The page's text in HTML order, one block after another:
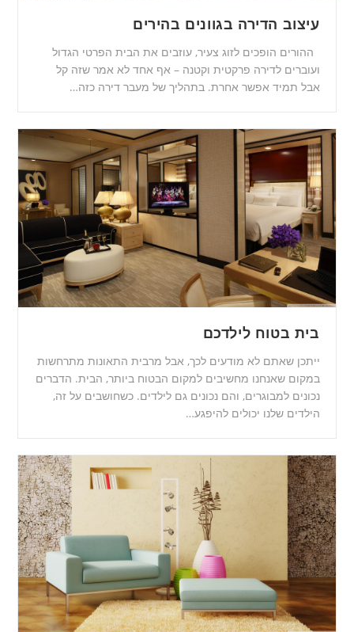
עיצוב הדירה בגוונים בהירים
ההורים הופכים לזוג צעיר, עוזבים את הבית הפרטי הגדול
ועוברים לדירה פרקטית וקטנה – אף אחד לא אמר שזה קל
אבל תמיד אפשר אחרת. בתהליך של מעבר דירה כזה…
בית בטוח לילדכם
ייתכן שאתם לא מודעים לכך, אבל מרבית התאונות מתרחשות
במקום שאנחנו מחשיבים למקום הבטוח ביותר, הבית. הדברים
נכונים למבוגרים, והם נכונים גם לילדים. כשחושבים על זה,
הילדים שלנו יכולים להיפגע…